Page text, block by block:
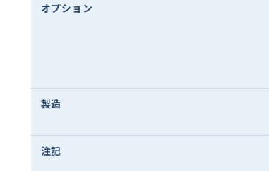
オプション
製造
注記